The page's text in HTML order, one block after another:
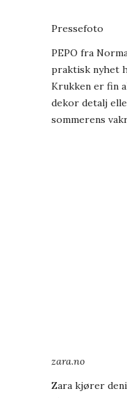
Pressefoto
PEPO fra
praktisk nyhet
Krukken er fin
dekor detalj
sommerens
zara.no
Zara kjører